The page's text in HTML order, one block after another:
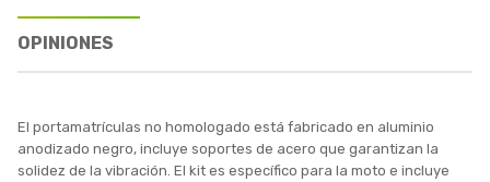
OPINIONES
El portamatrículas no homologado está fabricado en aluminio
anodizado negro, incluye soportes de acero que garantizan la
solidez de la vibración. El kit es específico para la moto e incluye